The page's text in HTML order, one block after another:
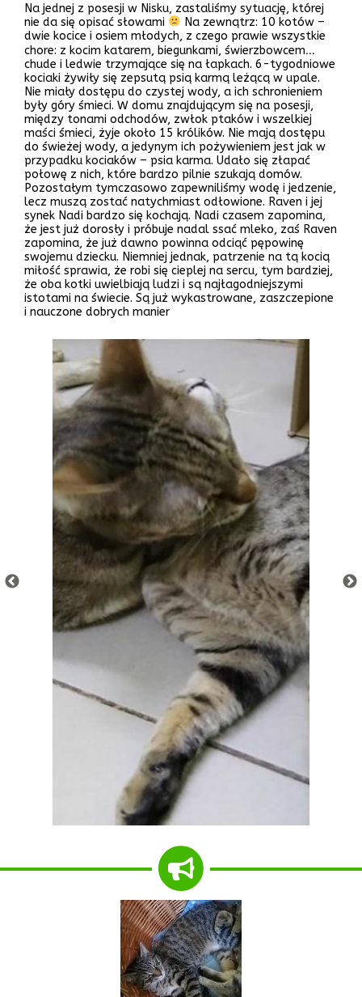
Na jednej z posesji w Nisku, zastaliśmy sytuację, której
nie da się opisać słowami
Na zewnątrz: 10 kotów –
dwie kocice i osiem młodych, z czego prawie wszystkie
chore: z kocim katarem, biegunkami, świerzbowcem…
chude i ledwie trzymające się na łapkach. 6-tygodniowe
kociaki żywiły się zepsutą psią karmą leżącą w upale.
Nie miały dostępu do czystej wody, a ich schronieniem
były góry śmieci. W domu znajdującym się na posesji,
między tonami odchodów, zwłok ptaków i wszelkiej
maści śmieci, żyje około 15 królików. Nie mają dostępu
do świeżej wody, a jedynym ich pożywieniem jest jak w
przypadku kociaków – psia karma. Udało się złapać
połowę z nich, które bardzo pilnie szukają domów.
Pozostałym tymczasowo zapewniliśmy wodę i jedzenie,
lecz muszą zostać natychmiast odłowione. Raven i jej
synek Nadi bardzo się kochają. Nadi czasem zapomina,
że jest już dorosły i próbuje nadal ssać mleko, zaś Raven
zapomina, że już dawno powinna odciąć pępowinę
swojemu dziecku. Niemniej jednak, patrzenie na tą kocią
miłość sprawia, że robi się cieplej na sercu, tym bardziej,
że oba kotki uwielbiają ludzi i są najłagodniejszymi
istotami na świecie. Są już wykastrowane, zaszczepione
i nauczone dobrych manier